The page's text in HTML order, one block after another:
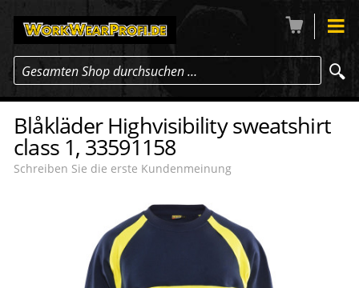
Gesamten Shop durchsuchen …
Blåkläder Highvisibility sweatshirt
class 1, 33591158
Schreiben Sie die erste Kundenmeinung